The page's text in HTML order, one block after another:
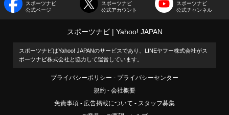
スポーツナビ
公式ページ
スポーツナビ
公式アカウント
スポーツナビ
公式チャンネル
スポーツナビ Yahoo! JAPAN
スポーツナビはYahoo! JAPANのサービスであり、LINEヤフー株式会社がス
ポーツナビ株式会社と協力して運営しています。
プライバシーポリシー
プライバシーセンター
規約
会社概要
免責事項
広告掲載について
スタッフ募集